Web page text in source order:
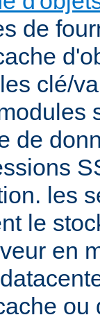
de
clé/
de
les
le
en
ou